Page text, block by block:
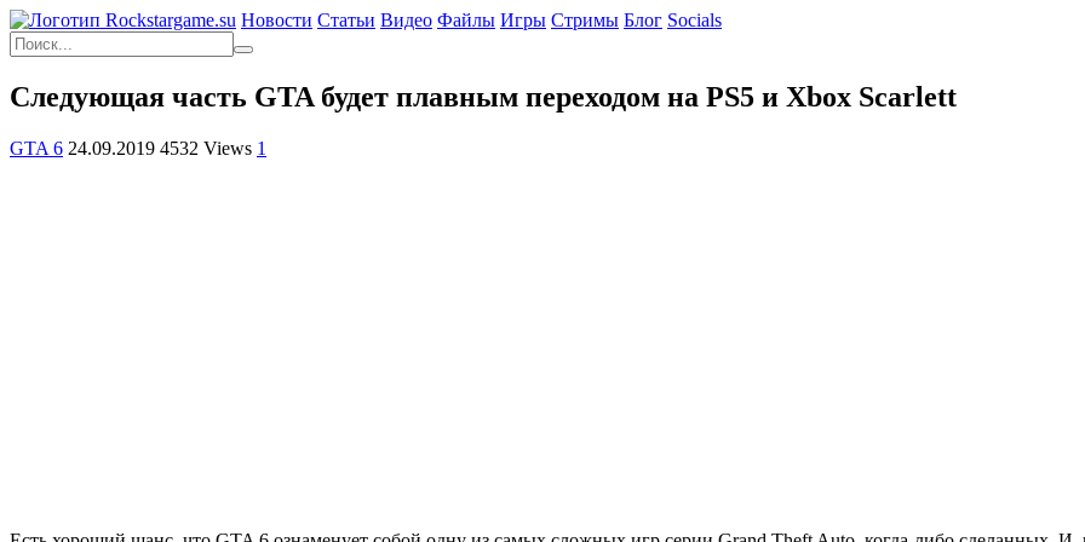
Новости Статьи Видео Файлы Игры Cтримы Блог Socials
Следующая часть GTA будет плавным переходом на PS5 и Xbox Scarlett
GTA 6 24.09.2019 4532 Views 1